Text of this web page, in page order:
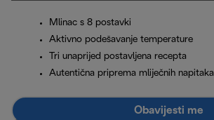
Mlinac s 8 postavki
Aktivno podešavanje temperature
Tri unaprijed postavljena recepta
Autentična priprema mliječnih napitaka
Obavijesti me